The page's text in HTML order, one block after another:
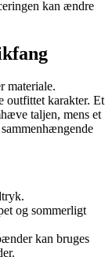
kan ændre
materiale.
outfittet karakter. Et
taljen, mens et
og sommerligt
kan bruges